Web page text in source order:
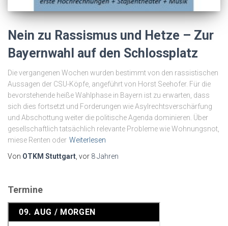
Nein zu Rassismus und Hetze – Zur
Bayernwahl auf den Schlossplatz
Die vergangenen Wochen wurden bestimmt von den rassistischen
Aussagen der CSU-Köpfe, angeführt von Horst Seehofer. Für die
bevorstehende heiße Wahlphase in Bayern ist zu erwarten, dass
sich dies fortsetzt und Forderungen wie Asylrechtsverschärfung
und Abschottung weiter die politische Agenda dominieren. Über
gesellschaftlich tatsächlich relevante Probleme wie Wohnungsnot,
miese Renten oder Weiterlesen
Von OTKM Stuttgart , vor 8 Jahren
Termine